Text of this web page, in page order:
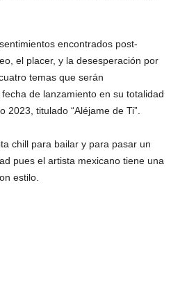
encontrados post-
el placer, y la desesperación por
temas que serán
de lanzamiento en su totalidad
2023, titulado “Aléjame de Ti”.
chill para bailar y para pasar un
pues el artista mexicano tiene una
estilo.